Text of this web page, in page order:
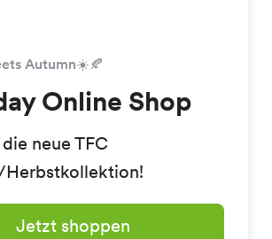
Autumn☀️🍂
Online Shop
neue TFC
Jetzt shoppen